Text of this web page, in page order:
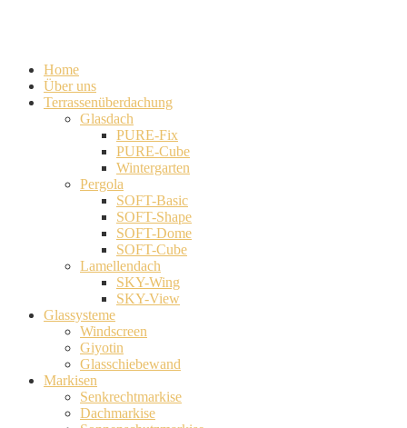
Home
Über uns
Terrassenüberdachung
Glasdach
PURE-Fix
PURE-Cube
Wintergarten
Pergola
SOFT-Basic
SOFT-Shape
SOFT-Dome
SOFT-Cube
Lamellendach
SKY-Wing
SKY-View
Glassysteme
Windscreen
Giyotin
Glasschiebewand
Markisen
Senkrechtmarkise
Dachmarkise